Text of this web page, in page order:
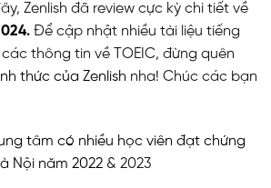
Zenlish đã review cực kỳ chi tiết về
. Để cập nhật nhiều tài liệu tiếng
thông tin về TOEIC, đừng quên
thức của Zenlish nha! Chúc các bạn
tâm có nhiều học viên đạt chứng
Nội năm 2022 & 2023